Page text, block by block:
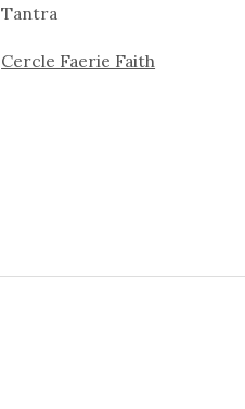
Tantra
Cercle Faerie Faith